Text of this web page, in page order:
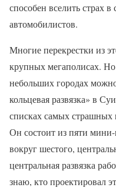
способен вселить страх
автомобилистов.
Многие перекрестки из
крупных мегаполисах.
небольших городах
кольцевая развязка» в
списках самых страшных
Он состоит из пяти
вокруг шестого,
центральная развязка
знаю, кто проектировал